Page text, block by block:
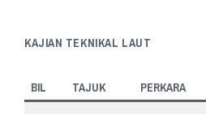
KAJIAN TEKNIKAL LAUT
BIL TAJUK PERKARA